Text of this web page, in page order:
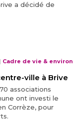
a décidé de
| Cadre de vie &
ville à Brive
associations
ont investi le
Corrèze, pour